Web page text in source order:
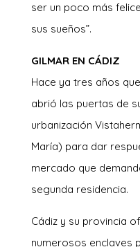
ser un poco más
sus sueños”.
GILMAR EN CÁDIZ
Hace ya tres años
abrió las puertas de
urbanización
María) para dar
mercado que
segunda residencia.
Cádiz y su provincia
numerosos enclaves